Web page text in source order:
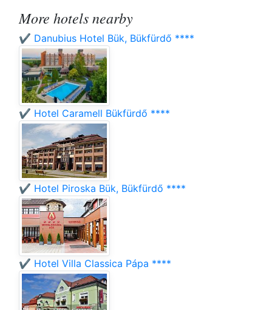
More hotels nearby
✔️ Danubius Hotel Bük, Bükfürdő ****
✔️ Hotel Caramell Bükfürdő ****
✔️ Hotel Piroska Bük, Bükfürdő ****
✔️ Hotel Villa Classica Pápa ****